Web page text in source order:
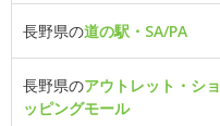
長野県の道の駅・SA/PA
長野県のアウトレット・ショ
ッピングモール